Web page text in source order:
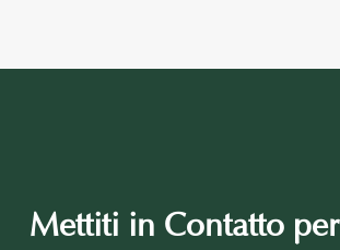
Mettiti in Contatto per